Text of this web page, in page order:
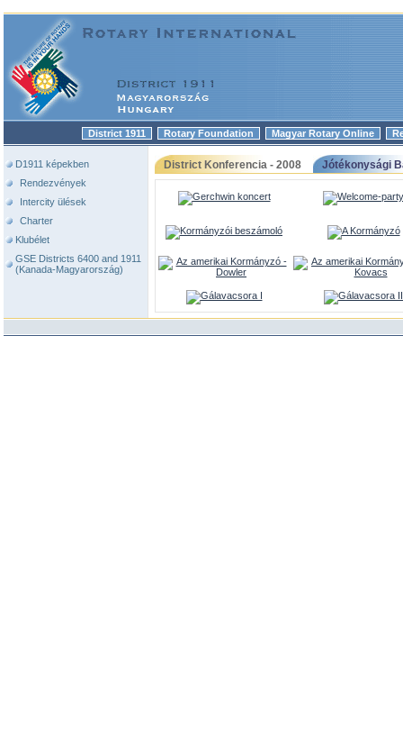
District 1911 Rotary Foundation Magyar Rotary Online
D1911 képekben
Rendezvények
Intercity ülések
Charter
Klubélet
GSE Districts 6400 and 1911
(Kanada-Magyarország)
District Konferencia - 2008 Jótékonysági